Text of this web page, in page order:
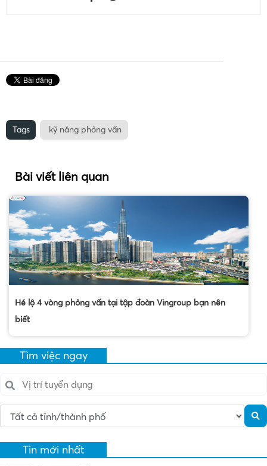
Tags kỹ năng phỏng vấn
Bài viết liên quan
Hé lộ 4 vòng phỏng vấn tại tập đoàn Vingroup bạn nên
biết
Tìm việc ngay
Tin mới nhất